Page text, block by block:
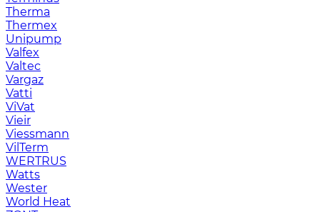
Therma
Thermex
Unipump
Valfex
Valtec
Vargaz
Vatti
ViVat
Vieir
Viessmann
VilTerm
WERTRUS
Watts
Wester
World Heat